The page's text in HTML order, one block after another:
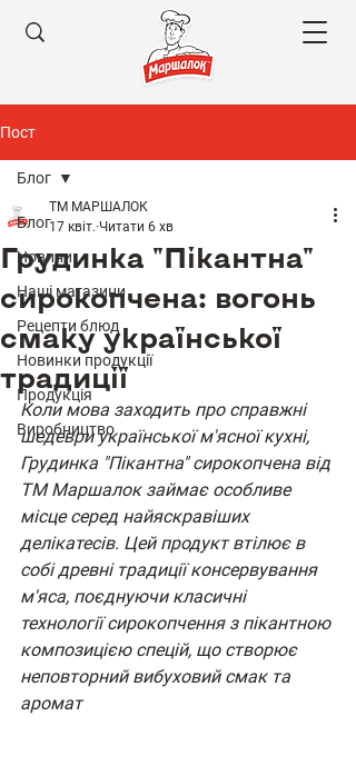
Пост
Блог
Новини
Наші магазини
Рецепти блюд
Новинки продукції
Продукція
Виробництво
Блог
Грудинка "Пікантна"
сирокопчена: вогонь
смаку української
традиції
ТМ МАРШАЛОК
17 квіт. Читати 6 хв
Коли мова заходить про справжні
шедеври української м'ясної кухні,
Грудинка "Пікантна" сирокопчена від
ТМ Маршалок займає особливе
місце серед найяскравіших
делікатесів. Цей продукт втілює в
собі древні традиції консервування
м'яса, поєднуючи класичні
технології сирокопчення з пікантною
композицією спецій, що створює
неповторний вибуховий смак та
аромат